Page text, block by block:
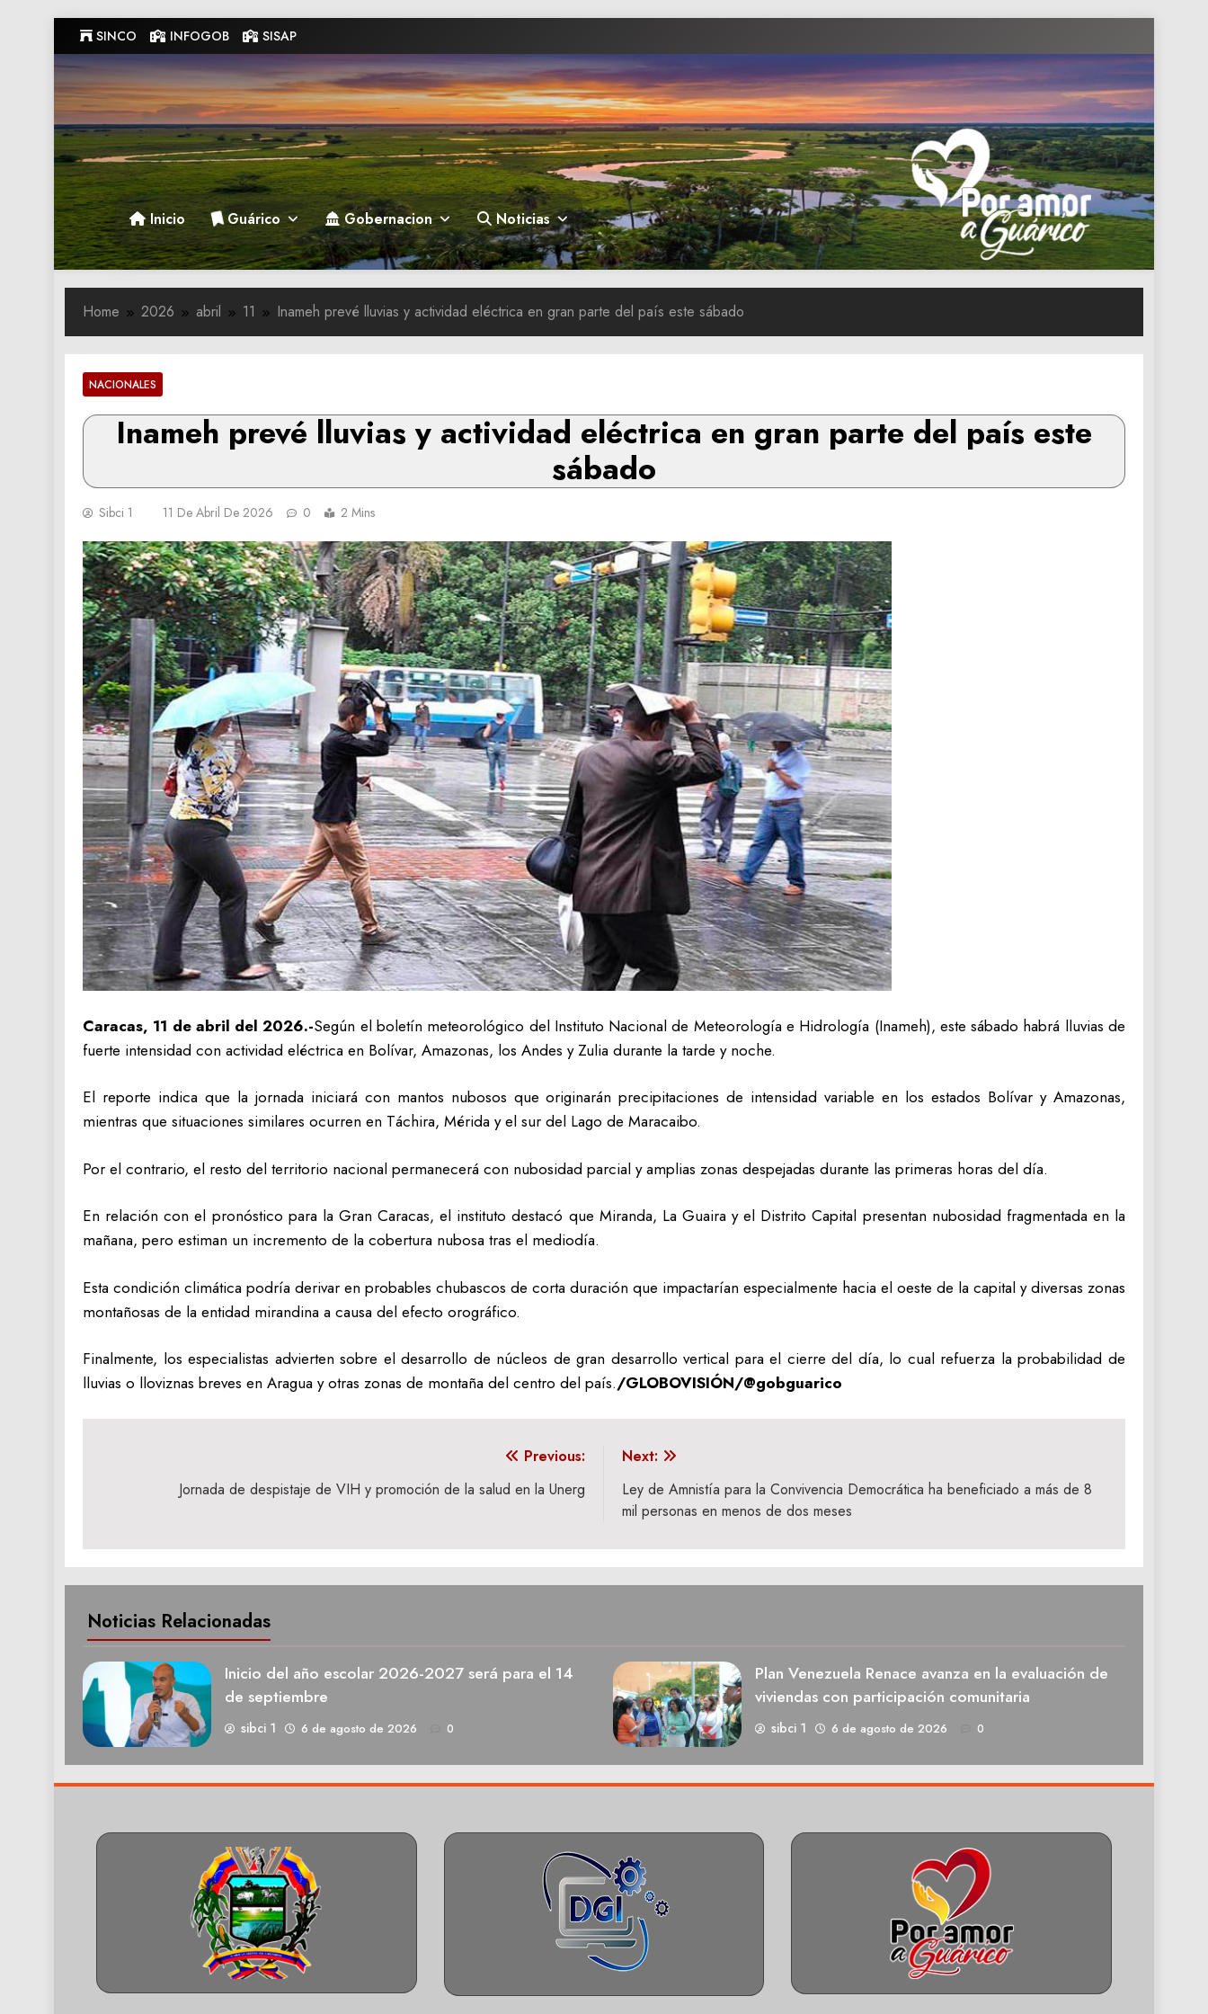
to
content
SINCO INFOGOB SISAP
Gobernacion de Guarico
Gobernacion de Guarico
Inicio Guárico Gobernacion Noticias
Home 2026 abril 11 Inameh prevé lluvias y actividad eléctrica en gran parte del país este sábado
NACIONALES
Inameh prevé lluvias y actividad eléctrica en gran parte del país este
sábado
Sibci 1 11 De Abril De 2026 0 2 Mins
Caracas, 11 de abril del 2026.-Según el boletín meteorológico del Instituto Nacional de Meteorología e Hidrología (Inameh), este sábado habrá lluvias de
fuerte intensidad con actividad eléctrica en Bolívar, Amazonas, los Andes y Zulia durante la tarde y noche.
El reporte indica que la jornada iniciará con mantos nubosos que originarán precipitaciones de intensidad variable en los estados Bolívar y Amazonas,
mientras que situaciones similares ocurren en Táchira, Mérida y el sur del Lago de Maracaibo.
Por el contrario, el resto del territorio nacional permanecerá con nubosidad parcial y amplias zonas despejadas durante las primeras horas del día.
En relación con el pronóstico para la Gran Caracas, el instituto destacó que Miranda, La Guaira y el Distrito Capital presentan nubosidad fragmentada en la
mañana, pero estiman un incremento de la cobertura nubosa tras el mediodía.
Esta condición climática podría derivar en probables chubascos de corta duración que impactarían especialmente hacia el oeste de la capital y diversas zonas
montañosas de la entidad mirandina a causa del efecto orográfico.
Finalmente, los especialistas advierten sobre el desarrollo de núcleos de gran desarrollo vertical para el cierre del día, lo cual refuerza la probabilidad de
lluvias o lloviznas breves en Aragua y otras zonas de montaña del centro del país./GLOBOVISIÓN/@gobguarico
Previous:
Jornada de despistaje de VIH y promoción de la salud en la Unerg
Next:
Ley de Amnistía para la Convivencia Democrática ha beneficiado a más de 8
mil personas en menos de dos meses
Noticias Relacionadas
Inicio del año escolar 2026-2027 será para el 14
de septiembre
sibci 1 6 de agosto de 2026 0
Plan Venezuela Renace avanza en la evaluación de
viviendas con participación comunitaria
sibci 1 6 de agosto de 2026 0